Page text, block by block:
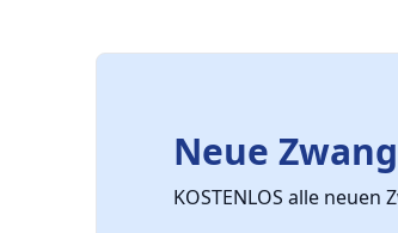
Neue
KOSTENLOS alle